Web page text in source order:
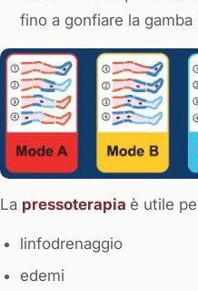
fino a gonfiare la
La pressoterapia è utile
linfodrenaggio
edemi